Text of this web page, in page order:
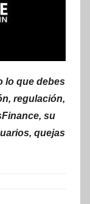
lo que debes
regulación,
su
quejas